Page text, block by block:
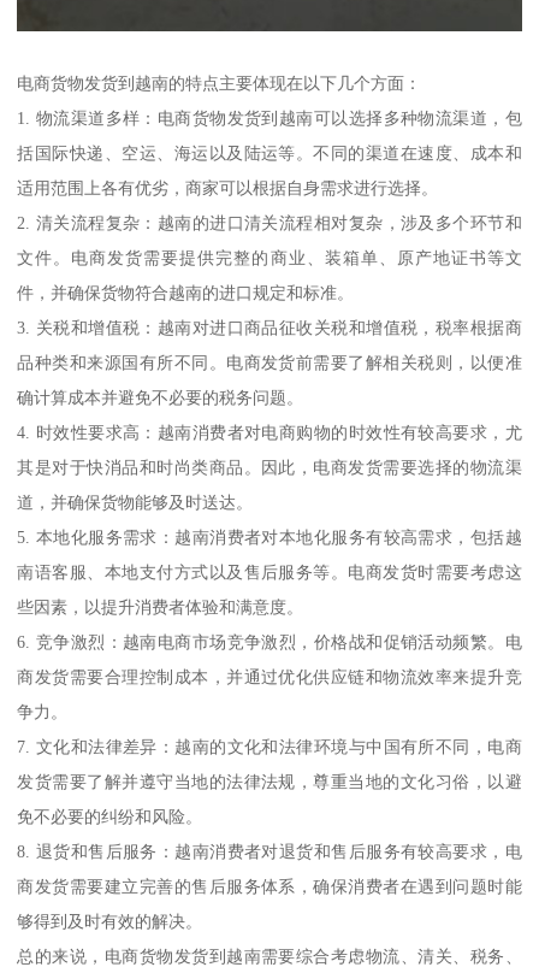
电商货物发货到越南的特点主要体现在以下几个方面：
1. 物流渠道多样：电商货物发货到越南可以选择多种物流渠道，包
括国际快递、空运、海运以及陆运等。不同的渠道在速度、成本和
适用范围上各有优劣，商家可以根据自身需求进行选择。
2. 清关流程复杂：越南的进口清关流程相对复杂，涉及多个环节和
文件。电商发货需要提供完整的商业、装箱单、原产地证书等文
件，并确保货物符合越南的进口规定和标准。
3. 关税和增值税：越南对进口商品征收关税和增值税，税率根据商
品种类和来源国有所不同。电商发货前需要了解相关税则，以便准
确计算成本并避免不必要的税务问题。
4. 时效性要求高：越南消费者对电商购物的时效性有较高要求，尤
其是对于快消品和时尚类商品。因此，电商发货需要选择的物流渠
道，并确保货物能够及时送达。
5. 本地化服务需求：越南消费者对本地化服务有较高需求，包括越
南语客服、本地支付方式以及售后服务等。电商发货时需要考虑这
些因素，以提升消费者体验和满意度。
6. 竞争激烈：越南电商市场竞争激烈，价格战和促销活动频繁。电
商发货需要合理控制成本，并通过优化供应链和物流效率来提升竞
争力。
7. 文化和法律差异：越南的文化和法律环境与中国有所不同，电商
发货需要了解并遵守当地的法律法规，尊重当地的文化习俗，以避
免不必要的纠纷和风险。
8. 退货和售后服务：越南消费者对退货和售后服务有较高要求，电
商发货需要建立完善的售后服务体系，确保消费者在遇到问题时能
够得到及时有效的解决。
总的来说，电商货物发货到越南需要综合考虑物流、清关、税务、